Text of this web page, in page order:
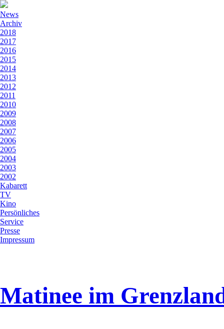
News
Archiv
2018
2017
2016
2015
2014
2013
2012
2011
2010
2009
2008
2007
2006
2005
2004
2003
2002
Kabarett
TV
Kino
Persönliches
Service
Presse
Impressum
Matinee im